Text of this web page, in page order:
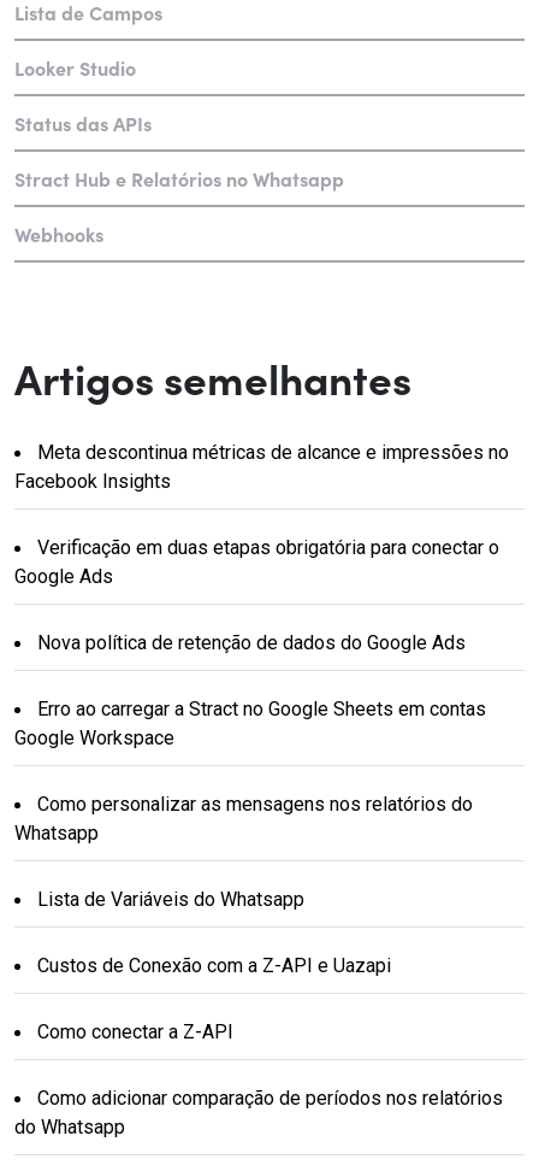
Lista de Campos
Looker Studio
Status das APIs
Stract Hub e Relatórios no Whatsapp
Webhooks
Artigos semelhantes
Meta descontinua métricas de alcance e impressões no
Facebook Insights
Verificação em duas etapas obrigatória para conectar o
Google Ads
Nova política de retenção de dados do Google Ads
Erro ao carregar a Stract no Google Sheets em contas
Google Workspace
Como personalizar as mensagens nos relatórios do
Whatsapp
Lista de Variáveis do Whatsapp
Custos de Conexão com a Z-API e Uazapi
Como conectar a Z-API
Como adicionar comparação de períodos nos relatórios
do Whatsapp